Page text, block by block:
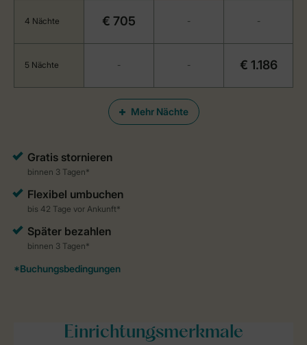
Mehr Nächte
4 Nächte € 705 - -
5 Nächte - - € 1.186
Einrichtungsmerkmale